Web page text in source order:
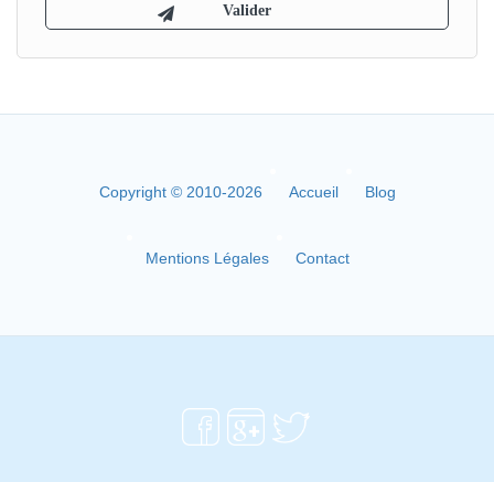
Copyright © 2010-2026 Accueil Blog
Mentions Légales Contact